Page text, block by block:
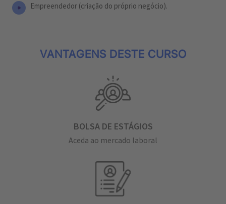
Empreendedor (criação do próprio negócio).
VANTAGENS DESTE CURSO
BOLSA DE ESTÁGIOS
Aceda ao mercado laboral